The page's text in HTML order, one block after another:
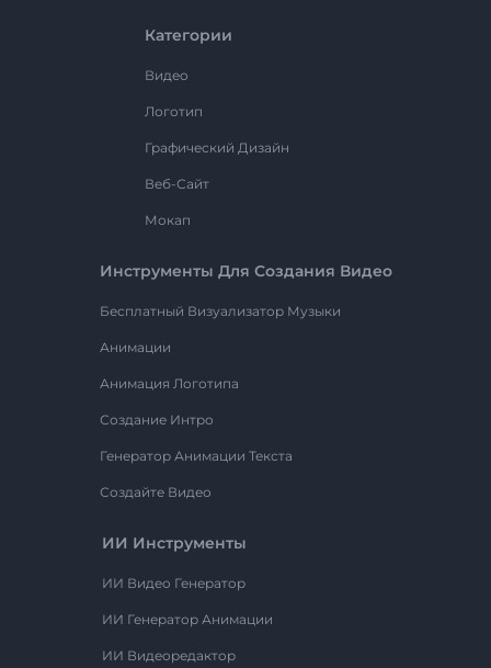
Категории
Видео
Логотип
Графический Дизайн
Веб-Сайт
Мокап
Инструменты Для Создания Видео
Бесплатный Визуализатор Музыки
Анимации
Анимация Логотипа
Создание Интро
Генератор Анимации Текста
Создайте Видео
ИИ Инструменты
ИИ Видео Генератор
ИИ Генератор Анимации
ИИ Видеоредактор